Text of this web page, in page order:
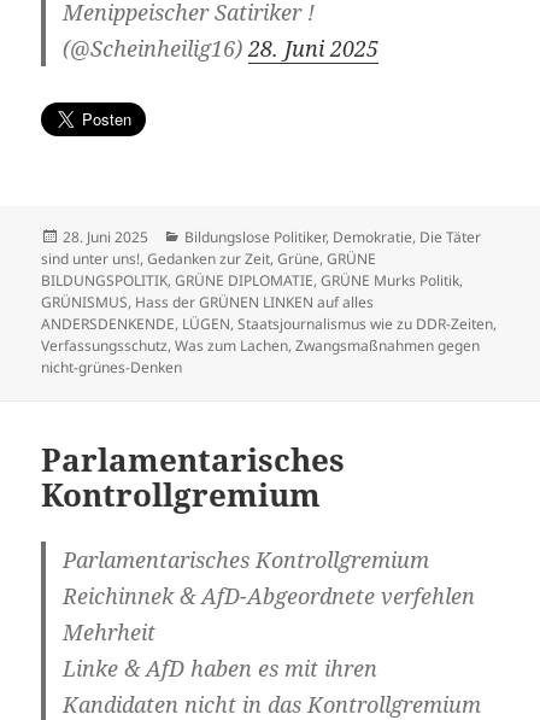
Menippeischer Satiriker !
(@Scheinheilig16)28. Juni 2025
Veröffentlicht
am
28. Juni 2025 Kategorien
Bildungslose Politiker, Demokratie, Die Täter
sind unter uns!,Gedanken zur Zeit,Grüne,GRÜNE
BILDUNGSPOLITIK,GRÜNE DIPLOMATIE,GRÜNE Murks Politik,
GRÜNISMUS, Hass der GRÜNEN LINKEN auf alles
ANDERSDENKENDE, LÜGEN,Staatsjournalismus wie zu DDR-Zeiten,
Verfassungsschutz,Was zum Lachen,Zwangsmaßnahmen gegen
nicht-grünes-Denken
Parlamentarisches
Kontrollgremium
Parlamentarisches Kontrollgremium
Reichinnek & AfD-Abgeordnete verfehlen
Mehrheit
Linke & AfD haben es mit ihren
Kandidaten nicht in das Kontrollgremium